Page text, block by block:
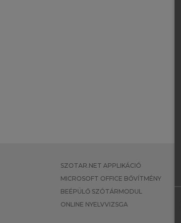
SZOTAR.NET APPLIKÁCIÓ
MICROSOFT OFFICE BŐVÍTMÉNY
BEÉPÜLŐ SZÓTÁRMODUL
ONLINE NYELVVIZSGA